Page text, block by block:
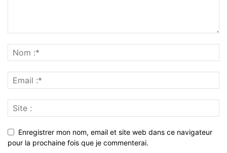
Enregistrer mon nom, email et site web dans ce navigateur
pour la prochaine fois que je commenterai.